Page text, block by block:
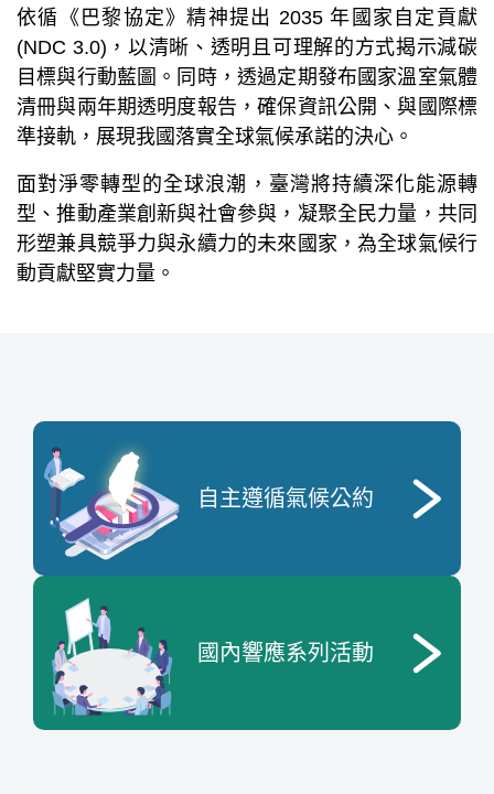
依循《巴黎協定》精神提出 2035 年國家自定貢獻
(NDC 3.0)，以清晰、透明且可理解的方式揭示減碳
目標與行動藍圖。同時，透過定期發布國家溫室氣體
清冊與兩年期透明度報告，確保資訊公開、與國際標
準接軌，展現我國落實全球氣候承諾的決心。
面對淨零轉型的全球浪潮，臺灣將持續深化能源轉
型、推動產業創新與社會參與，凝聚全民力量，共同
形塑兼具競爭力與永續力的未來國家，為全球氣候行
動貢獻堅實力量。
自主遵循氣候公約
國內響應系列活動